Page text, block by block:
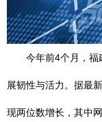
今年前4个月，福
展韧性与活力。据最
现两位数增长，其中